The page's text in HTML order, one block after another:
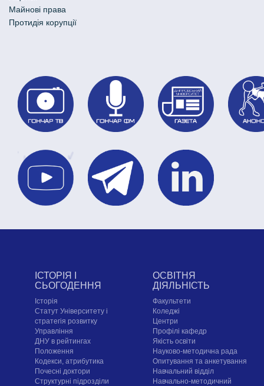
Майнові права
Протидія корупції
ІСТОРІЯ І
СЬОГОДЕННЯ
Історія
Статут Університету і
стратегія розвитку
Управління
ДНУ в рейтингах
Положення
Кодекси, атрибутика
Почесні доктори
Структурні підрозділи
ОСВІТНЯ
ДІЯЛЬНІСТЬ
Факультети
Коледжі
Центри
Профілі кафедр
Якість освіти
Науково-методична рада
Опитування та анкетування
Навчальний відділ
Навчально-методичний